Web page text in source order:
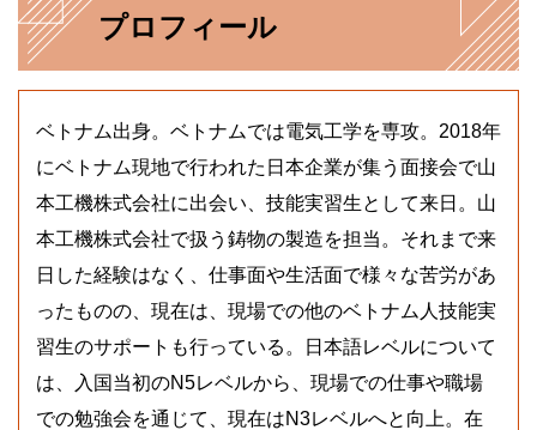
プロフィール
ベトナム出身。ベトナムでは電気工学を専攻。2018年
にベトナム現地で行われた日本企業が集う面接会で山
本工機株式会社に出会い、技能実習生として来日。山
本工機株式会社で扱う鋳物の製造を担当。それまで来
日した経験はなく、仕事面や生活面で様々な苦労があ
ったものの、現在は、現場での他のベトナム人技能実
習生のサポートも行っている。日本語レベルについて
は、入国当初のN5レベルから、現場での仕事や職場
での勉強会を通じて、現在はN3レベルへと向上。在